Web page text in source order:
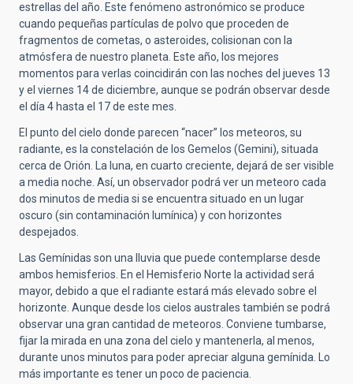
estrellas del año. Este fenómeno astronómico se produce
cuando pequeñas partículas de polvo que proceden de
fragmentos de cometas, o asteroides, colisionan con la
atmósfera de nuestro planeta. Este año, los mejores
momentos para verlas coincidirán con las noches del jueves 13
y el viernes 14 de diciembre, aunque se podrán observar desde
el día 4 hasta el 17 de este mes.
El punto del cielo donde parecen “nacer” los meteoros, su
radiante, es la constelación de los Gemelos (Gemini), situada
cerca de Orión. La luna, en cuarto creciente, dejará de ser visible
a media noche. Así, un observador podrá ver un meteoro cada
dos minutos de media si se encuentra situado en un lugar
oscuro (sin contaminación lumínica) y con horizontes
despejados.
Las Gemínidas son una lluvia que puede contemplarse desde
ambos hemisferios. En el Hemisferio Norte la actividad será
mayor, debido a que el radiante estará más elevado sobre el
horizonte. Aunque desde los cielos australes también se podrá
observar una gran cantidad de meteoros. Conviene tumbarse,
fijar la mirada en una zona del cielo y mantenerla, al menos,
durante unos minutos para poder apreciar alguna gemínida. Lo
más importante es tener un poco de paciencia.